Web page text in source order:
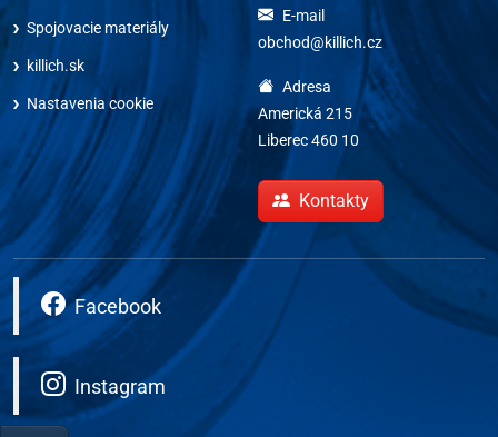
Spojovacie materiály
killich.sk
Nastavenia cookie
E-mail
obchod@killich.cz
Adresa
Americká 215
Liberec 460 10
Kontakty
Facebook
Instagram